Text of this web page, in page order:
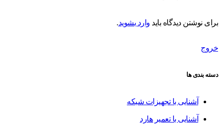
برای نوشتن دیدگاه باید وارد بشوید.
خروج
دسته بندی ها
آشنایی با تجهیزات شبکه
آشنایی با تعمیر هارد